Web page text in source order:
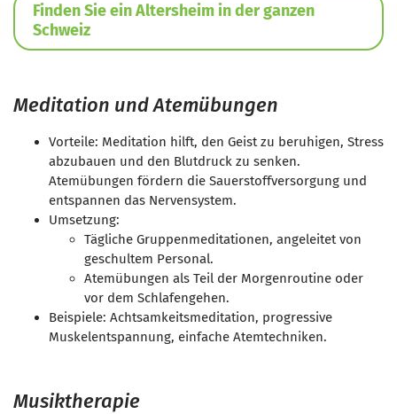
Finden Sie ein Altersheim in der ganzen
Schweiz
Meditation und Atemübungen
Vorteile: Meditation hilft, den Geist zu beruhigen, Stress
abzubauen und den Blutdruck zu senken.
Atemübungen fördern die Sauerstoffversorgung und
entspannen das Nervensystem.
Umsetzung:
Tägliche Gruppenmeditationen, angeleitet von
geschultem Personal.
Atemübungen als Teil der Morgenroutine oder
vor dem Schlafengehen.
Beispiele: Achtsamkeitsmeditation, progressive
Muskelentspannung, einfache Atemtechniken.
Musiktherapie